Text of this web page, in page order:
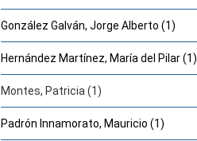
González Galván, Jorge Alberto (1)
Hernández Martínez, María del Pilar (1)
Montes, Patricia (1)
Padrón Innamorato, Mauricio (1)